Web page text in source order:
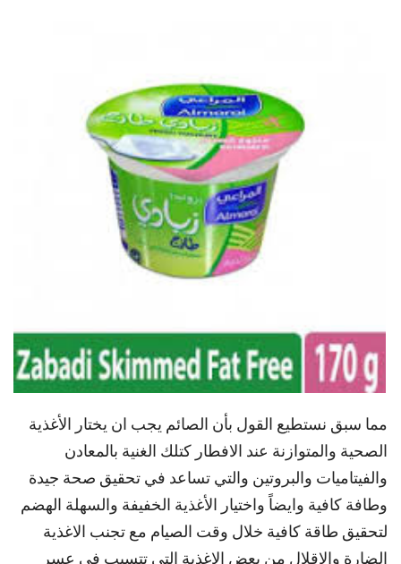
مما سبق نستطيع القول بأن الصائم يجب ان يختار الأغذية
الصحية والمتوازنة عند الافطار كتلك الغنية بالمعادن
والفيتاميات والبروتين والتي تساعد في تحقيق صحة جيدة
وطافة كافية وايضاً واختيار الأغذية الخفيفة والسهلة الهضم
لتحقيق طاقة كافية خلال وقت الصيام مع تجنب الاغذية
الضارة والاقلال من بعض الاغذية التي تتسبب في عسر